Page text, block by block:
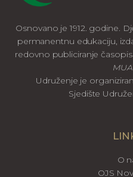
Osnovano je 1912. godine.
permanentnu edukaciju,
redovno publiciranje
Udruženje je
Sjedište
O
OJS